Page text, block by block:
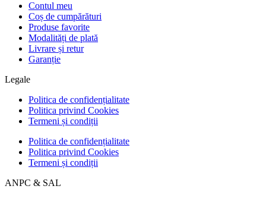
Contul meu
Coș de cumpărături
Produse favorite
Modalități de plată
Livrare și retur
Garanție
Legale
Politica de confidențialitate
Politica privind Cookies
Termeni și condiții
Politica de confidențialitate
Politica privind Cookies
Termeni și condiții
ANPC & SAL